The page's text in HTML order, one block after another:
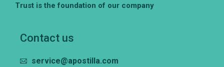
Trust is the foundation of our company
Contact us
service@apostilla.com